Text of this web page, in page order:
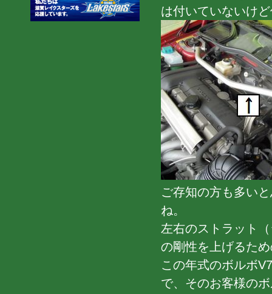
は付いていないけ
ご存知の方も多い
ね。
左右のストラット
の剛性を上げるた
この年式のボルボ
で、そのお客様の